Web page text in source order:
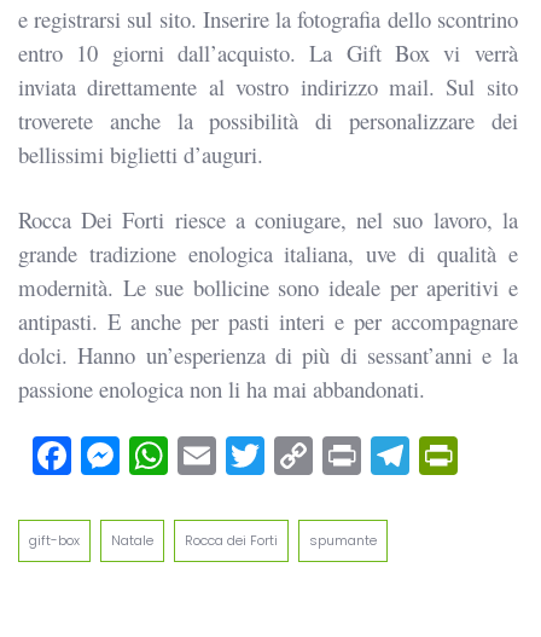
e registrarsi sul sito. Inserire la fotografia dello scontrino
entro 10 giorni dall’acquisto. La Gift Box vi verrà
inviata direttamente al vostro indirizzo mail. Sul sito
troverete anche la possibilità di personalizzare dei
bellissimi biglietti d’auguri.
Rocca Dei Forti riesce a coniugare, nel suo lavoro, la
grande tradizione enologica italiana, uve di qualità e
modernità. Le sue bollicine sono ideale per aperitivi e
antipasti. E anche per pasti interi e per accompagnare
dolci. Hanno un’esperienza di più di sessant’anni e la
passione enologica non li ha mai abbandonati.
Facebook
Messenger
WhatsApp
EmailTwitter
CopyPrint
gift-box Natale Rocca dei Forti spumante